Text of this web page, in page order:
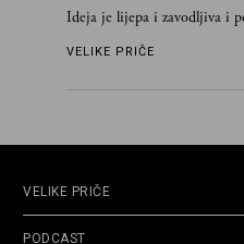
Ideja je lijepa i zavodljiva i
VELIKE PRIČE
VELIKE PRIČE
PODCAST